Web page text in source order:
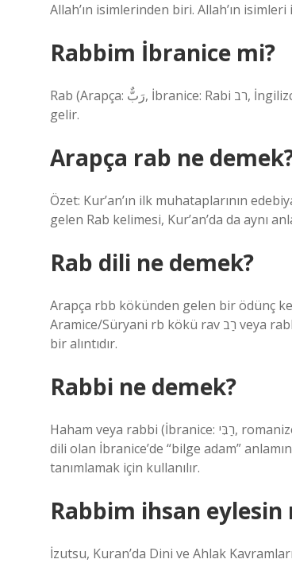
Allah’ın isimlerinden biri. Allah’ın
Rabbim İbranice mi?
Rab (Arapça: رَبٌّ, İbranice: Rabi רב, İngilizce: Lord) İbranice kökenli bir kelime olup “efendi” veya “kral” anlamına
gelir.
Arapça rab ne
Özet: Kur’an’ın ilk muhataplarının
gelen Rab kelimesi, Kur’an’da da aynı
Rab dili ne demek?
Arapça rbb kökünden gelen bir ödünç
Aramice/Süryani rb kökü rav רַב veya rabbā רַבָּא’den gelir “1. “Büyük, çok (sıfat), 2. büyük kişi, usta” kelimesinden
bir alıntıdır.
Rabbi ne demek?
Haham veya rabbi (İbranice: רַבִּי‎, romanize edilmiş: Ṝaṿḇị) Yahudilikte dini bir liderdir. “Haham” kelimesi, bir Sami
dili olan İbranice’de “bilge adam”
tanımlamak için kullanılır.
Rabbim ihsan eylesin
İzutsu, Kuran’da Dini ve Ahlak